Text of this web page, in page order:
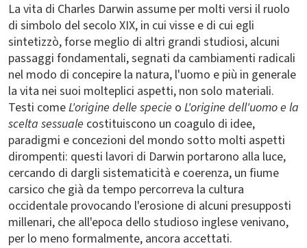
La vita di Charles Darwin assume per molti versi il ruolo
di simbolo del secolo XIX, in cui visse e di cui egli
sintetizzò, forse meglio di altri grandi studiosi, alcuni
passaggi fondamentali, segnati da cambiamenti radicali
nel modo di concepire la natura, l'uomo e più in generale
la vita nei suoi molteplici aspetti, non solo materiali.
Testi comeL'origine delle specie o L'origine dell'uomo e la
scelta sessuale costituiscono un coagulo di idee,
paradigmi e concezioni del mondo sotto molti aspetti
dirompenti: questi lavori di Darwin portarono alla luce,
cercando di dargli sistematicità e coerenza, un fiume
carsico che già da tempo percorreva la cultura
occidentale provocando l'erosione di alcuni presupposti
millenari, che all'epoca dello studioso inglese venivano,
per lo meno formalmente, ancora accettati.